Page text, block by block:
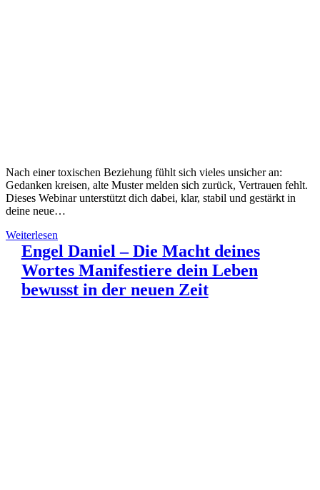
Nach einer toxischen Beziehung fühlt sich vieles unsicher an:
Gedanken kreisen, alte Muster melden sich zurück, Vertrauen fehlt.
Dieses Webinar unterstützt dich dabei, klar, stabil und gestärkt in
deine neue…
Weiterlesen
Engel Daniel – Die Macht deines
Wortes Manifestiere dein Leben
bewusst in der neuen Zeit